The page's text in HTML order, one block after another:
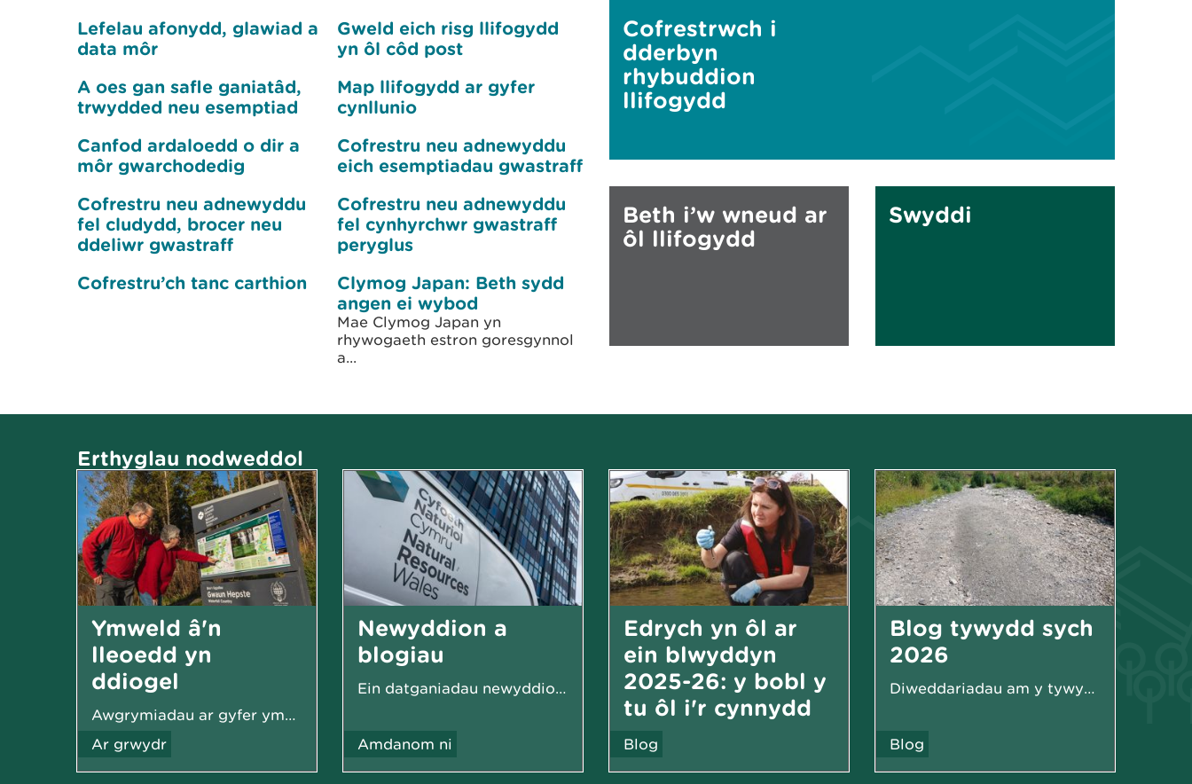
Lefelau afonydd, glawiad a
data môr
Gweld eich risg llifogydd
yn ôl côd post
A oes gan safle ganiatâd,
trwydded neu esemptiad
Map llifogydd ar gyfer
cynllunio
Canfod ardaloedd o dir a
môr gwarchodedig
Cofrestru neu adnewyddu
eich esemptiadau gwastraff
Cofrestru neu adnewyddu
fel cludydd, brocer neu
ddeliwr gwastraff
Cofrestru neu adnewyddu
fel cynhyrchwr gwastraff
peryglus
Cofrestru’ch tanc carthion
Clymog Japan: Beth sydd
angen ei wybod
Mae Clymog Japan yn
rhywogaeth estron goresgynnol
a...
Cofrestrwch i
dderbyn
rhybuddion
llifogydd
Beth i’w wneud ar
ôl llifogydd
Swyddi
Erthyglau nodweddol
Ymweld â'n
lleoedd yn
ddiogel
Awgrymiadau ar gyfer ymweliad diogel a difyr
Ar grwydr
Newyddion a
blogiau
Ein datganiadau newyddion, cylchlythyrau a digwyddiadau...
Amdanom ni
Edrych yn ôl ar
ein blwyddyn
2025-26: y bobl y
tu ôl i'r cynnydd
Blog
Blog tywydd sych
2026
Diweddariadau am y tywydd sych yn 2026
Blog